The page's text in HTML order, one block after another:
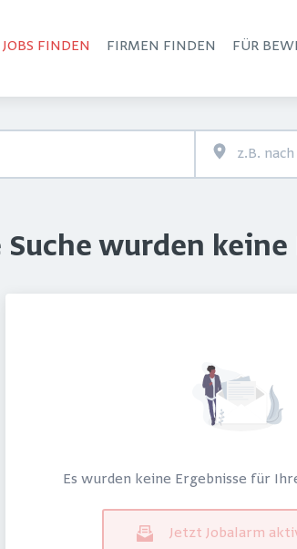
JOBS FINDEN FIRMEN FINDEN FÜR
Suche wurden
Es wurden keine Ergebnisse für
Jetzt Jobalarm